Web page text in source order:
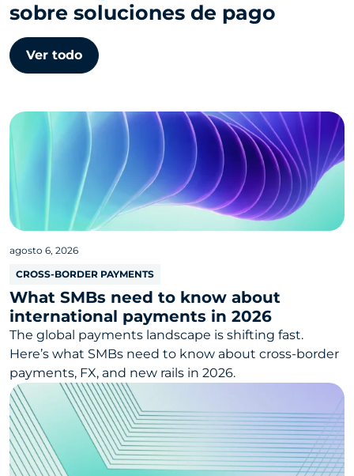
sobre soluciones de pago
Ver todo
agosto 6, 2026
CROSS-BORDER PAYMENTS
What SMBs need to know about
international payments in 2026
The global payments landscape is shifting fast.
Here’s what SMBs need to know about cross-border
payments, FX, and new rails in 2026.